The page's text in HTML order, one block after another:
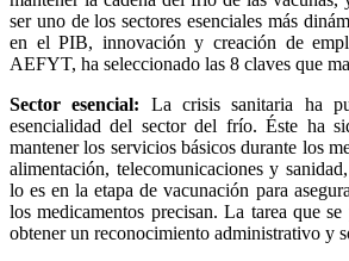
ser uno de los sectores esenciales más
en el PIB, innovación y creación de
AEFYT, ha seleccionado las 8 claves que
Sector esencial: La crisis sanitaria ha
esencialidad del sector del frío. Éste ha
mantener los servicios básicos durante los
alimentación, telecomunicaciones y
lo es en la etapa de vacunación para
los medicamentos precisan. La tarea que
obtener un reconocimiento administrativo y